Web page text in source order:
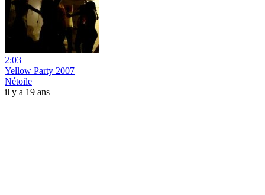
2:03
Yellow Party 2007
Nétoile
il y a 19 ans